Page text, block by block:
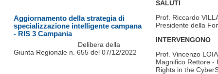
SALUTI
Prof. Riccardo
Presidente della
INTERVENGONO
Prof. Vincenzo LOIA
Magnifico Rettore -
Rights in the
Aggiornamento della strategia di
specializzazione intelligente campana
- RIS 3 Campania
Delibera della
Giunta Regionale n. 655 del 07/12/2022